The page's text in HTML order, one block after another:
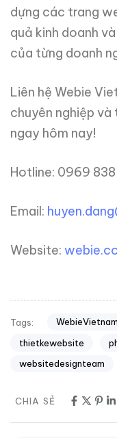
dựng các trang
quả kinh doanh
của từng doanh
Liên hệ Webie
chuyên nghiệp và
ngay hôm nay!
Hotline: 0969
Email:
Website:
Tags: WebieVietnam
thietkewebsite
websitedesignteam
CHIA SẺ